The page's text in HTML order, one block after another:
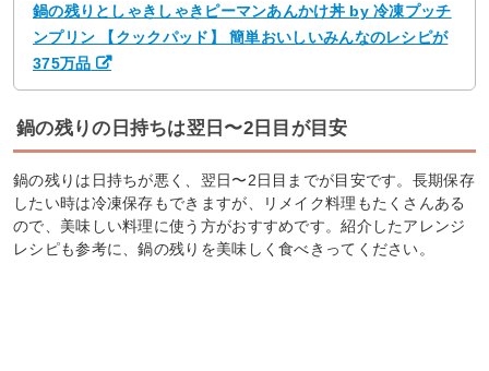
鍋の残りとしゃきしゃきピーマンあんかけ丼 by 冷凍プッチ
ンプリン 【クックパッド】 簡単おいしいみんなのレシピが
375万品
鍋の残りの日持ちは翌日〜2日目が目安
鍋の残りは日持ちが悪く、翌日〜2日目までが目安です。長期保存
したい時は冷凍保存もできますが、リメイク料理もたくさんある
ので、美味しい料理に使う方がおすすめです。紹介したアレンジ
レシピも参考に、鍋の残りを美味しく食べきってください。